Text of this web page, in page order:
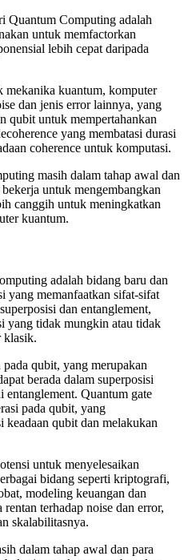
Quantum Computing adalah
untuk memfactorkan
lebih cepat daripada
mekanika kuantum, komputer
dan jenis error lainnya, yang
qubit untuk mempertahankan
yang membatasi durasi
coherence untuk komputasi.
masih dalam tahap awal dan
untuk mengembangkan
canggih untuk meningkatkan
kuantum.
adalah bidang baru dan
yang memanfaatkan sifat-sifat
dan entanglement,
yang tidak mungkin atau tidak
klasik.
qubit, yang merupakan
berada dalam superposisi
entanglement. Quantum gate
pada qubit, yang
qubit dan melakukan
untuk menyelesaikan
bidang seperti kriptografi,
modeling keuangan dan
terhadap noise dan error,
skalabilitasnya.
dalam tahap awal dan para